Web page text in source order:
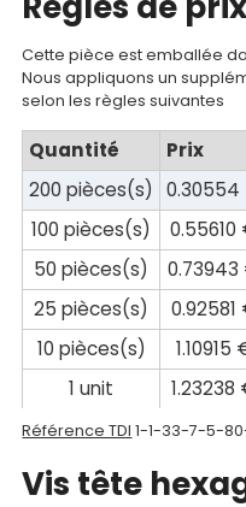
compte
Mon
panier
Contact
Cette pièce est emballée
Nous appliquons un
selon les règles suivantes
Quantité
Prix
200 pièces(s)
100 pièces(s)
0.55610
50 pièces(s)
25 pièces(s)
0.92581
10 pièces(s)
1.10915
1 unit
1.23238
Référence TDI 1-1-33-7-5-
Vis tête